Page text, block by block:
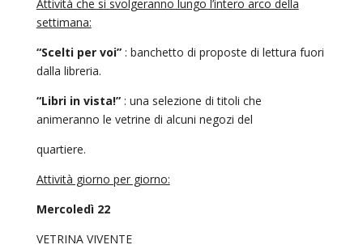
Attività che si svolgeranno lungo l’intero arco della
settimana:
“Scelti per voi”: banchetto di proposte di lettura fuori
dalla libreria.
“Libri in vista!”: una selezione di titoli che
animeranno le vetrine di alcuni negozi del
quartiere.
Attività giorno per giorno:
Mercoledì 22
VETRINA VIVENTE